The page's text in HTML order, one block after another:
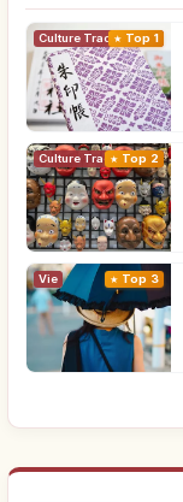
Culture Traditionnelle
Top 1
Culture Traditionnelle
Top 2
Vie Top 3